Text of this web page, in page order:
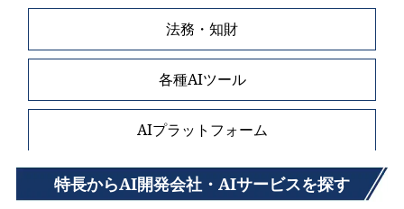
法務・知財
各種AIツール
AIプラットフォーム
特長からAI開発会社・AIサービスを探す